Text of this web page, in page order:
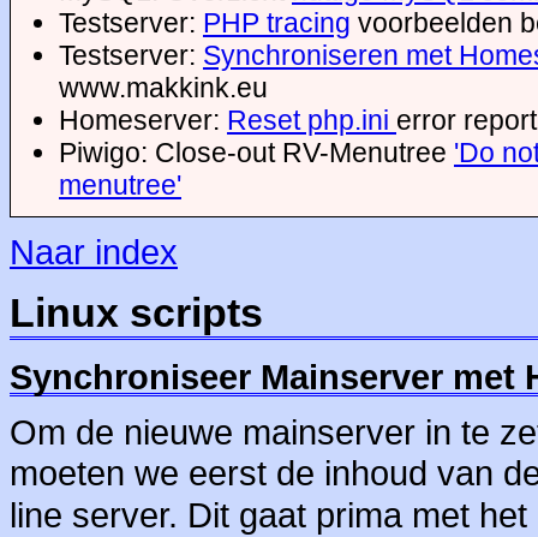
Testserver: PHP tracing voorbeelden
Testserver: Synchroniseren met
www.makkink.eu
Homeserver: Reset php.ini error
Piwigo: Close-out RV-Menutree 'Do
menutree'
Naar index
Linux scripts
Synchroniseer Mainserver met
Om de nieuwe mainserver in te
moeten we eerst de inhoud van
line server. Dit gaat prima met